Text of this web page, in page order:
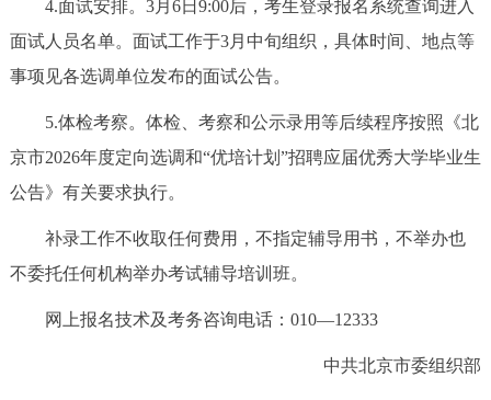
多语种
DEUTSCH FRANÇAIS РУССКИЙ ЯЗЫК
ESPAÑOL العربية PORTUGUÊS
回到顶部
4.面试安排。3月6日9:00后，考生登录报名系统查询进入
面试人员名单。面试工作于3月中旬组织，具体时间、地点等
事项见各选调单位发布的面试公告。
5.体检考察。体检、考察和公示录用等后续程序按照《北
京市2026年度定向选调和“优培计划”招聘应届优秀大学毕业生
公告》有关要求执行。
补录工作不收取任何费用，不指定辅导用书，不举办也
不委托任何机构举办考试辅导培训班。
网上报名技术及考务咨询电话：010—12333
中共北京市委组织部